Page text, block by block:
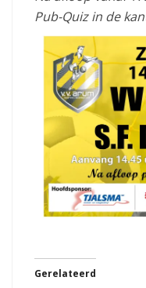
Pub-Quiz in de
Gerelateerd